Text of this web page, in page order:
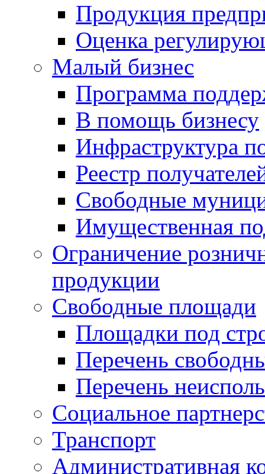
Продукция
Оценка
Малый бизнес
Программа
В помощь бизнесу
Инфраструктура
Реестр
Свободные
Имущественная
Ограничение
продукции
Свободные площади
Площадки под
Перечень
Перечень
Социальное
Транспорт
Административная